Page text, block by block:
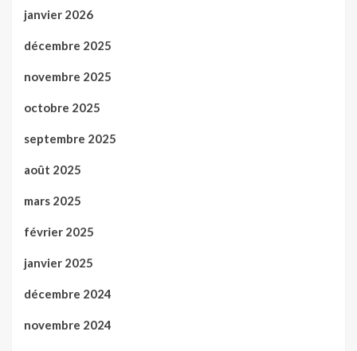
janvier 2026
décembre 2025
novembre 2025
octobre 2025
septembre 2025
août 2025
mars 2025
février 2025
janvier 2025
décembre 2024
novembre 2024